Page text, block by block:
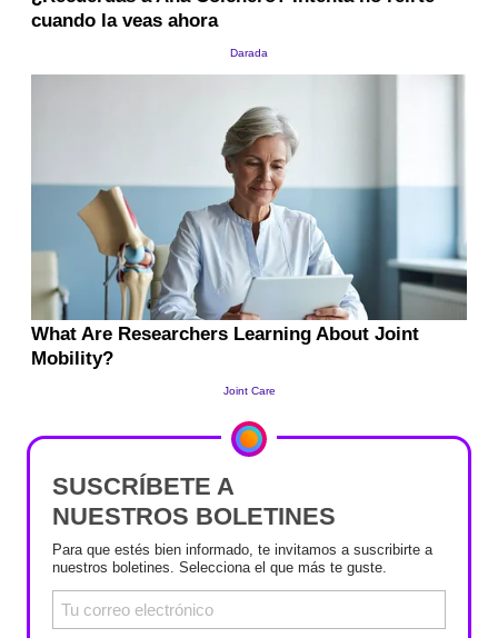
SUSCRÍBETE A
NUESTROS BOLETINES
Para que estés bien informado, te invitamos a suscribirte a
nuestros boletines. Selecciona el que más te guste.